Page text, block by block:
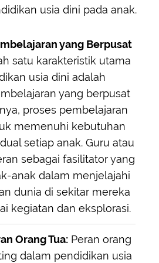
usia dini pada anak.
yang Berpusat
satu karakteristik utama
usia dini adalah
yang berpusat
proses pembelajaran
memenuhi kebutuhan
setiap anak. Guru atau
sebagai fasilitator yang
anak dalam menjelajahi
dunia di sekitar mereka
kegiatan dan eksplorasi.
Orang Tua: Peran orang
dalam pendidikan usia